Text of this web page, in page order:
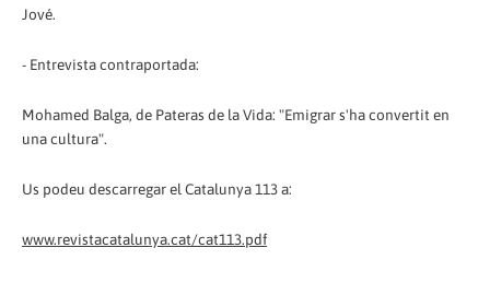
Jové.
- Entrevista contraportada:
Mohamed Balga, de Pateras de la Vida: "Emigrar s'ha convertit en
una cultura".
Us podeu descarregar el Catalunya 113 a:
www.revistacatalunya.cat/cat113.pdf